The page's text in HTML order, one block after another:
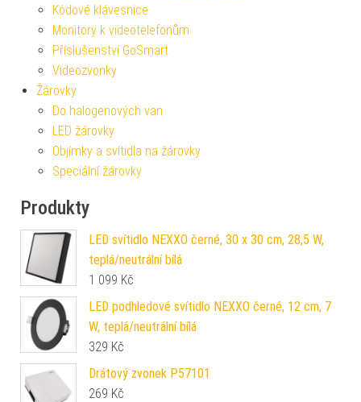
Kódové klávesnice
Monitory k videotelefonům
Příslušenství GoSmart
Videozvonky
Žárovky
Do halogenových van
LED žárovky
Objímky a svítidla na žárovky
Speciální žárovky
Produkty
LED svítidlo NEXXO černé, 30 x 30 cm, 28,5 W,
teplá/neutrální bílá
1 099 Kč
LED podhledové svítidlo NEXXO černé, 12 cm, 7
W, teplá/neutrální bílá
329 Kč
Drátový zvonek P57101
269 Kč